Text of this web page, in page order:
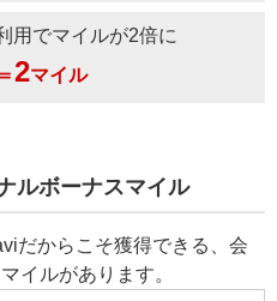
用でマイルが2倍に
2マイル
ルボーナスマイル
だからこそ獲得できる、会
イルがあります。